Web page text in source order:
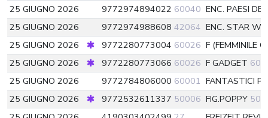
25 GIUGNO 2026
9772974894022 60040 ENC. PAESI
25 GIUGNO 2026
9772974988608 42064 ENC. STAR
25 GIUGNO 2026
9772280773004 60026 F (FEMMINILE
25 GIUGNO 2026
9772280773066 60026 F GADGET
25 GIUGNO 2026
9772784806000 60001 FANTASTICI
25 GIUGNO 2026
9772532611337 50006 FIG.POPPY